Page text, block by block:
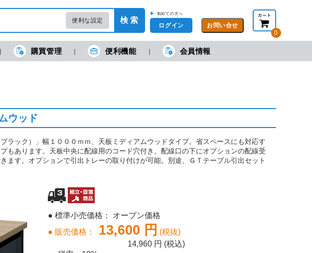
便利な設定 検 索
▶ 初めての方へ
ログイン
0
現在の金額合計： 円 (税抜) 円(税込)
購買管理 便利機能 会員情報
11,300 円 (税抜)
12,430 円 (税込)
39,500 円 (税抜)
43,450 円 (税込)
ウッド
ラック）」幅１０００ｍｍ、天板ミディアムウッドタイプ。省スペースにも対応す
もあります。天板中央に配線用のコード穴付き。配線口の下にオプションの配線受
ます。オプションで引出トレーの取り付けが可能。別途、ＧＴテーブル引出セット
● 標準小売価格： オープン価格
● 販売価格：
13,600 円 (税抜)
14,960 円 (税込)